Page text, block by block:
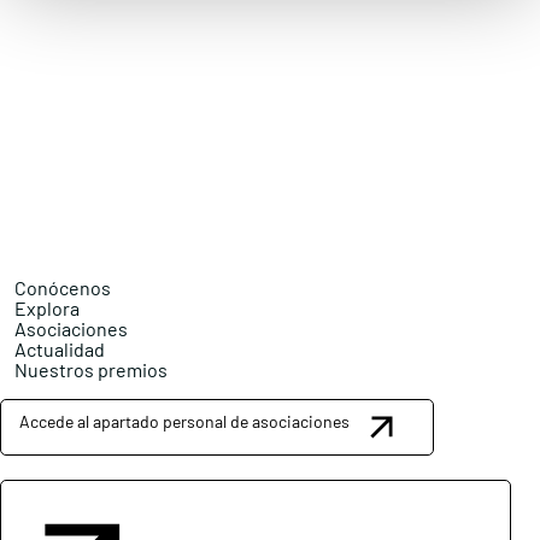
Conócenos
Explora
Asociaciones
Actualidad
Nuestros premios
Accede al apartado personal de asociaciones